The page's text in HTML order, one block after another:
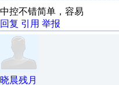
中控不错简单，容易
回复 引用 举报
晓晨残月